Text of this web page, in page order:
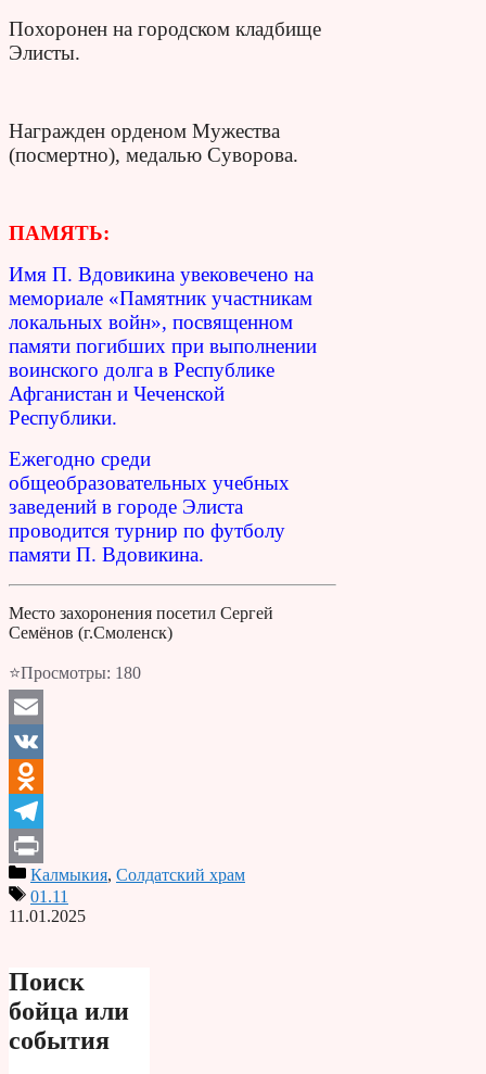
Похоронен на городском кладбище
Элисты.
Награжден орденом Мужества
(посмертно), медалью Суворова.
ПАМЯТЬ:
Имя П. Вдовикина увековечено на
мемориале «Памятник участникам
локальных войн», посвященном
памяти погибших при выполнении
воинского долга в Республике
Афганистан и Чеченской
Республики.
Ежегодно среди
общеобразовательных учебных
заведений в городе Элиста
проводится турнир по футболу
памяти П. Вдовикина.
Место захоронения посетил Сергей
Семёнов (г.Смоленск)
⭐Просмотры: 180
Email
VK
Odnoklassniki
Telegram
PrintКалмыкия, Солдатский храм
01.11
11.01.2025
Поиск
бойца или
события